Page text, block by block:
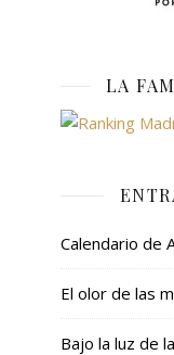
LA
Calendario de
El olor de las
Bajo la luz de